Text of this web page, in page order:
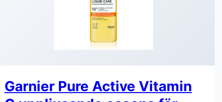
Garnier Pure Active Vitamin